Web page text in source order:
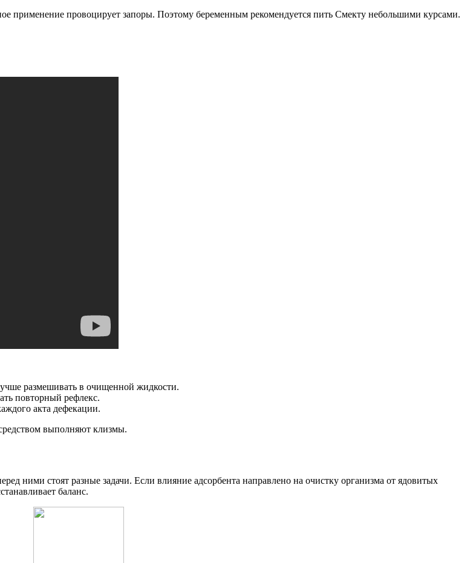
применение провоцирует запоры. Поэтому беременным рекомендуется пить Смекту небольшими курсами.
размешивать в очищенной жидкости.
повторный рефлекс.
акта дефекации.
выполняют клизмы.
ними стоят разные задачи. Если влияние адсорбента направлено на очистку организма от ядовитых
баланс.